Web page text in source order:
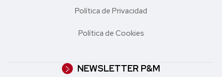
Política de Privacidad
Política de Cookies
NEWSLETTER P&M